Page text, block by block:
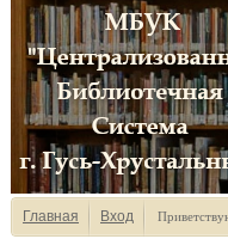
Главная Вход